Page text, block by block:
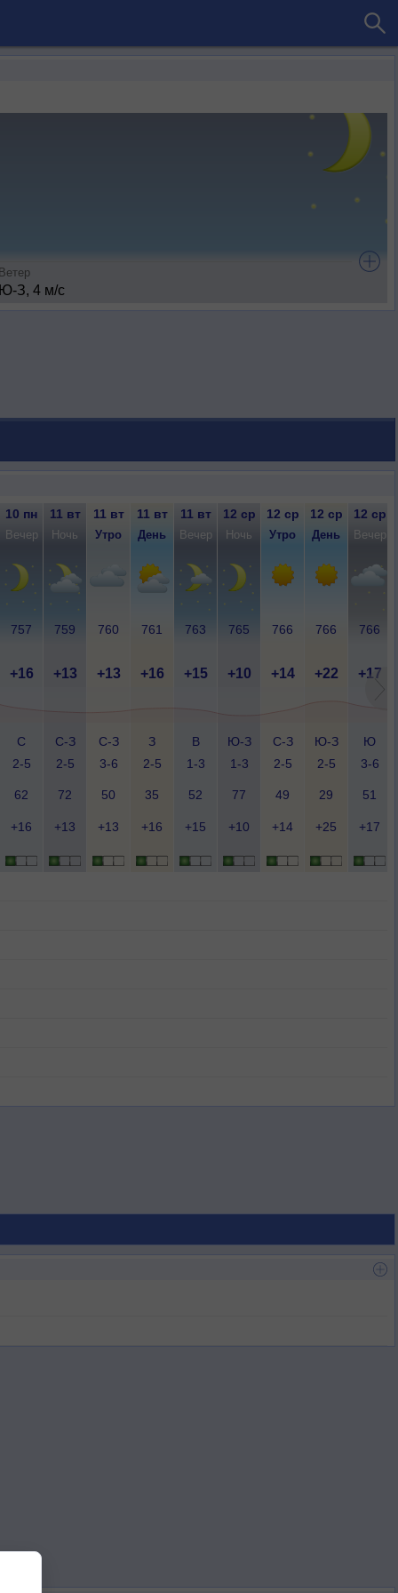
Ветер
Ю-З, 4 м/с
10 пн 11 вт 11 вт 11 вт 11 вт 12 ср 12 ср 12 ср 12 ср
Вечер Ночь Утро День Вечер Ночь Утро День Вечер
757 759 760 761 763 765 766 766 766
+16 +13 +13 +16 +15 +10 +14 +22 +17
С
2-5
С-З
2-5
С-З
3-6
З
2-5
В
1-3
Ю-З
1-3
С-З
2-5
Ю-З
2-5
Ю
3-6
62 72 50 35 52 77 49 29 51
+16 +13 +13 +16 +15 +10 +14 +25 +17